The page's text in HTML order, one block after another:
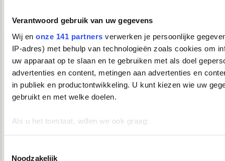
Verantwoord gebruik van uw gegevens
Wij en onze 141 partners verwerken je persoonlijke
IP-adres) met behulp van technologieën zoals cookies om
uw apparaat op te slaan en te gebruiken met als doel
advertenties en content, metingen aan advertenties en
in publiek en productontwikkeling. U kunt kiezen wie uw
gebruikt en met welke doelen.
Als u het toestaat, willen we ook graag:
Noodzakelijk
OMG! Keelpijn!!
__________________
♥ - I miss all the places we never went. -
08-10-2007, 09:39
Verwijderd
*keelpastille doneer*
08-10-2007, 09:39